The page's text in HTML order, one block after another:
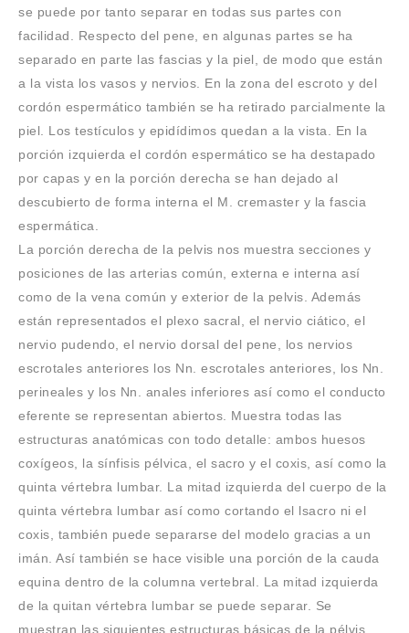
se puede por tanto separar en todas sus partes con
facilidad. Respecto del pene, en algunas partes se ha
separado en parte las fascias y la piel, de modo que están
a la vista los vasos y nervios. En la zona del escroto y del
cordón espermático también se ha retirado parcialmente la
piel. Los testículos y epidídimos quedan a la vista. En la
porción izquierda el cordón espermático se ha destapado
por capas y en la porción derecha se han dejado al
descubierto de forma interna el M. cremaster y la fascia
espermática.
La porción derecha de la pelvis nos muestra secciones y
posiciones de las arterias común, externa e interna así
como de la vena común y exterior de la pelvis. Además
están representados el plexo sacral, el nervio ciático, el
nervio pudendo, el nervio dorsal del pene, los nervios
escrotales anteriores los Nn. escrotales anteriores, los Nn.
perineales y los Nn. anales inferiores así como el conducto
eferente se representan abiertos. Muestra todas las
estructuras anatómicas con todo detalle: ambos huesos
coxígeos, la sínfisis pélvica, el sacro y el coxis, así como la
quinta vértebra lumbar. La mitad izquierda del cuerpo de la
quinta vértebra lumbar así como cortando el lsacro ni el
coxis, también puede separarse del modelo gracias a un
imán. Así también se hace visible una porción de la cauda
equina dentro de la columna vertebral. La mitad izquierda
de la quitan vértebra lumbar se puede separar. Se
muestran las siguientes estructuras básicas de la pélvis.